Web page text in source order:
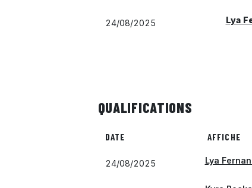
24/08/2025 Lya
QUALIFICATIONS
DATE AFFICHE
24/08/2025 Lya